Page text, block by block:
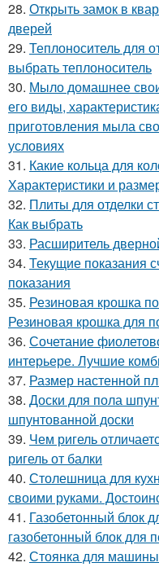
28. Открыть замок в
дверей
29. Теплоноситель для
выбрать теплоноситель
30. Мыло домашнее
его виды,
приготовления мыла
условиях
31. Какие кольца для
Характеристики и
32. Плиты для отделки
Как выбрать
33. Расширитель
34. Текущие показания
показания
35. Резиновая крошка
Резиновая крошка для
36. Сочетание
интерьере. Лучшие
37. Размер настенной
38. Доски для пола
шпунтованной доски
39. Чем ригель
ригель от балки
40. Столешница для
своими руками.
41. Газобетонный блок
газобетонный блок для
42. Стоянка для